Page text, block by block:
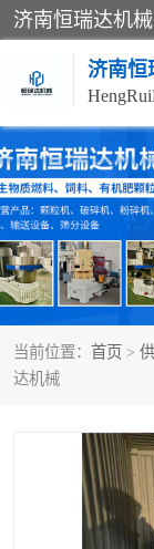
济南恒
当前位置： 首页 >
达机械
颗粒机
平模颗粒机
秸秆颗粒机
燃料颗粒机
木材粉碎机
搅拌机